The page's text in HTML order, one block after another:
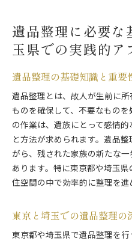
感情的な負担を軽減す
遺品整理を始める前
感情的負担を減らす
東京都・埼玉県で
家族とのコミュニ
遺品整理における
専門家のサポートでス
プロに依頼するメ
専門家が提供する
専門家サポートの効
信頼できる遺品整
遺品整理に必要な
玉県での実践的ア
遺品整理の基礎知識と重要
遺品整理とは、故人が生前に
ものを確保して、不要なもの
の作業は、遺族にとって感情
と方法が求められます。遺品
がら、残された家族の新たな
あります。特に東京都や埼玉
住空間の中で効率的に整理を進
東京と埼玉での遺品整理の
東京都や埼玉県で遺品整理を